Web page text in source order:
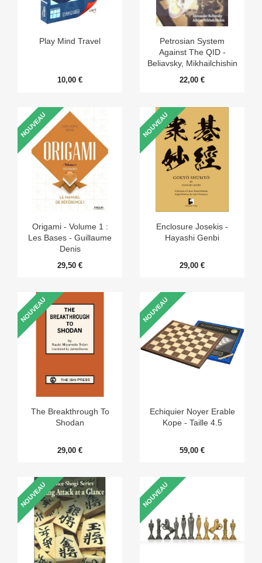
Play Mind Travel
10,00 €
Petrosian System
Against The QID -
Beliavsky, Mikhailchishin
22,00 €
Origami - Volume 1 :
Les Bases - Guillaume
Denis
29,50 €
NOUVEAU
Enclosure Josekis -
Hayashi Genbi
29,00 €
NOUVEAU
The Breakthrough To
Shodan
29,00 €
NOUVEAU
Echiquier Noyer Erable
Kope - Taille 4.5
59,00 €
NOUVEAU
NOUVEAU NOUVEAU